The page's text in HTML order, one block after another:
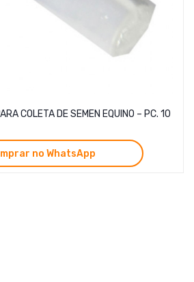
COLETA DE SEMEN EQUINO – PC. 10
no WhatsApp